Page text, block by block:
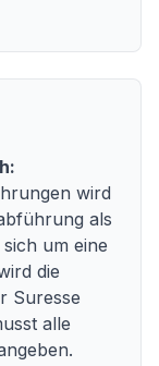
wird
als
um eine
die
Suresse
alle